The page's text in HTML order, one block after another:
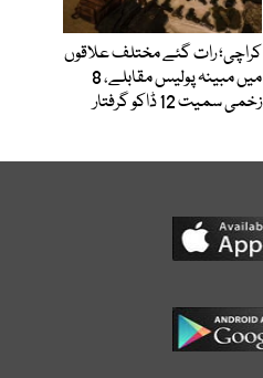
کراچی؛ رات گئے مختلف علاقوں
میں مبینہ پولیس مقابلے، 8
زخمی سمیت 12 ڈاکو گرفتار